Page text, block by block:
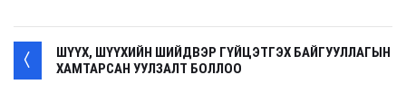
ШҮҮХ, ШҮҮХИЙН ШИЙДВЭР ГҮЙЦЭТГЭХ БАЙГУУЛЛАГЫН
ХАМТАРСАН УУЛЗАЛТ БОЛЛОО